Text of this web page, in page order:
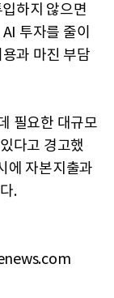
하지 않으면
투자를 줄이
과 마진 부담
필요한 대규모
다고 경고했
에 자본지출과
.